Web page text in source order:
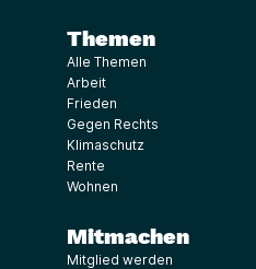
Themen
Alle Themen
Arbeit
Frieden
Gegen Rechts
Klimaschutz
Rente
Wohnen
Mitmachen
Mitglied werden